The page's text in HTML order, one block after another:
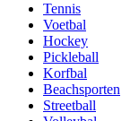
Tennis
Voetbal
Hockey
Pickleball
Korfbal
Beachsporten
Streetball